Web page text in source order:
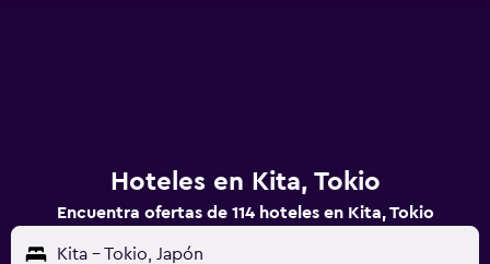
Hoteles en Kita, Tokio
Encuentra ofertas de 114 hoteles en Kita, Tokio
Kita - Tokio, Japón